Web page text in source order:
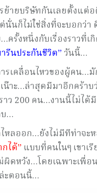
ย้ายบริษัทกันเลยตั้งแ
นก็ไม่ใช่สิ่งที่จะบอกว่
รั้งหนึ่งกับเรื่องราวที่เ
รีนประกันชีวิต” วันนี้…
รเคลื่อนไหวของผู้คน…มั
าะ…ล่าสุดมีมาอีกคร้า
ว 200 คน…งานนี้ไม่ได้
…
ลออก…ยังไม่มีทีท่าจะ
ได้” แบบที่คนในๆ เขาเ
ผิดหวัง…โดยเฉพาะเพื่
ะตอนนี้…